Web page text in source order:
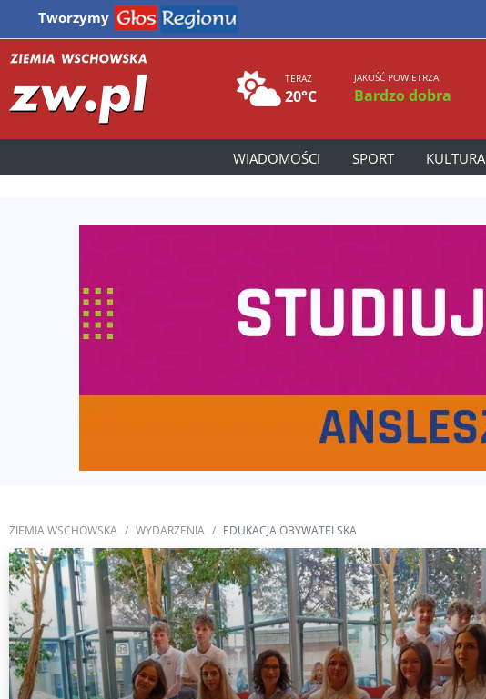
Tworzymy
TERAZ
20°C
JAKOŚĆ POWIETRZA
Bardzo dobra
WIADOMOŚCI SPORT KULTURA
ZIEMIA WSCHOWSKA WYDARZENIA EDUKACJA OBYWATELSKA